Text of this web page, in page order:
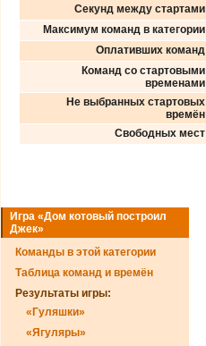
Секунд между стартами
Максимум команд в категории
Оплативших команд
Команд со стартовыми
временами
Не выбранных стартовых
времён
Свободных мест
Игра «Дом котовый построил
Джек»
Команды в этой категории
Таблица команд и времён
Результаты игры:
«Гуляшки»
«Ягуляры»